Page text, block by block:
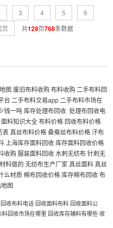
3 4 5
6
页 共128页768条数据
图 废旧布料收购 布料收购 二手布料回
台 二手布料交易app 二手布料市场在
钱一吨 库存处理布回收 处理布回收电
面料知识大全 布料价格 回收布料价格
表 真丝布料价格 桑蚕丝布料价格 汗布
上海库存面料回收 库存面料回收价格
收购 服装面料回收 水刺无纺布 针刺无
料做的 无纺布生产厂家 真丝面料 真丝
么材质 棉布回收价格 库存棉布回收 布
图
回收布料电话 回收面料布料 回收面料公
料回收市场在哪里 回收库存辅料有哪些收